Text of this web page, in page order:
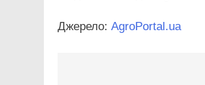
Джерело: AgroPortal.ua